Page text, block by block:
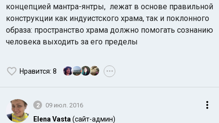
концепцией мантра-янтры, лежат в основе правильной
конструкции как индуистского храма, так и поклонного
образа: пространство храма должно помогать сознанию
человека выходить за его пределы
Нравится: 8 •••
2 09 июл. 2016
Elena Vasta (сайт-админ)